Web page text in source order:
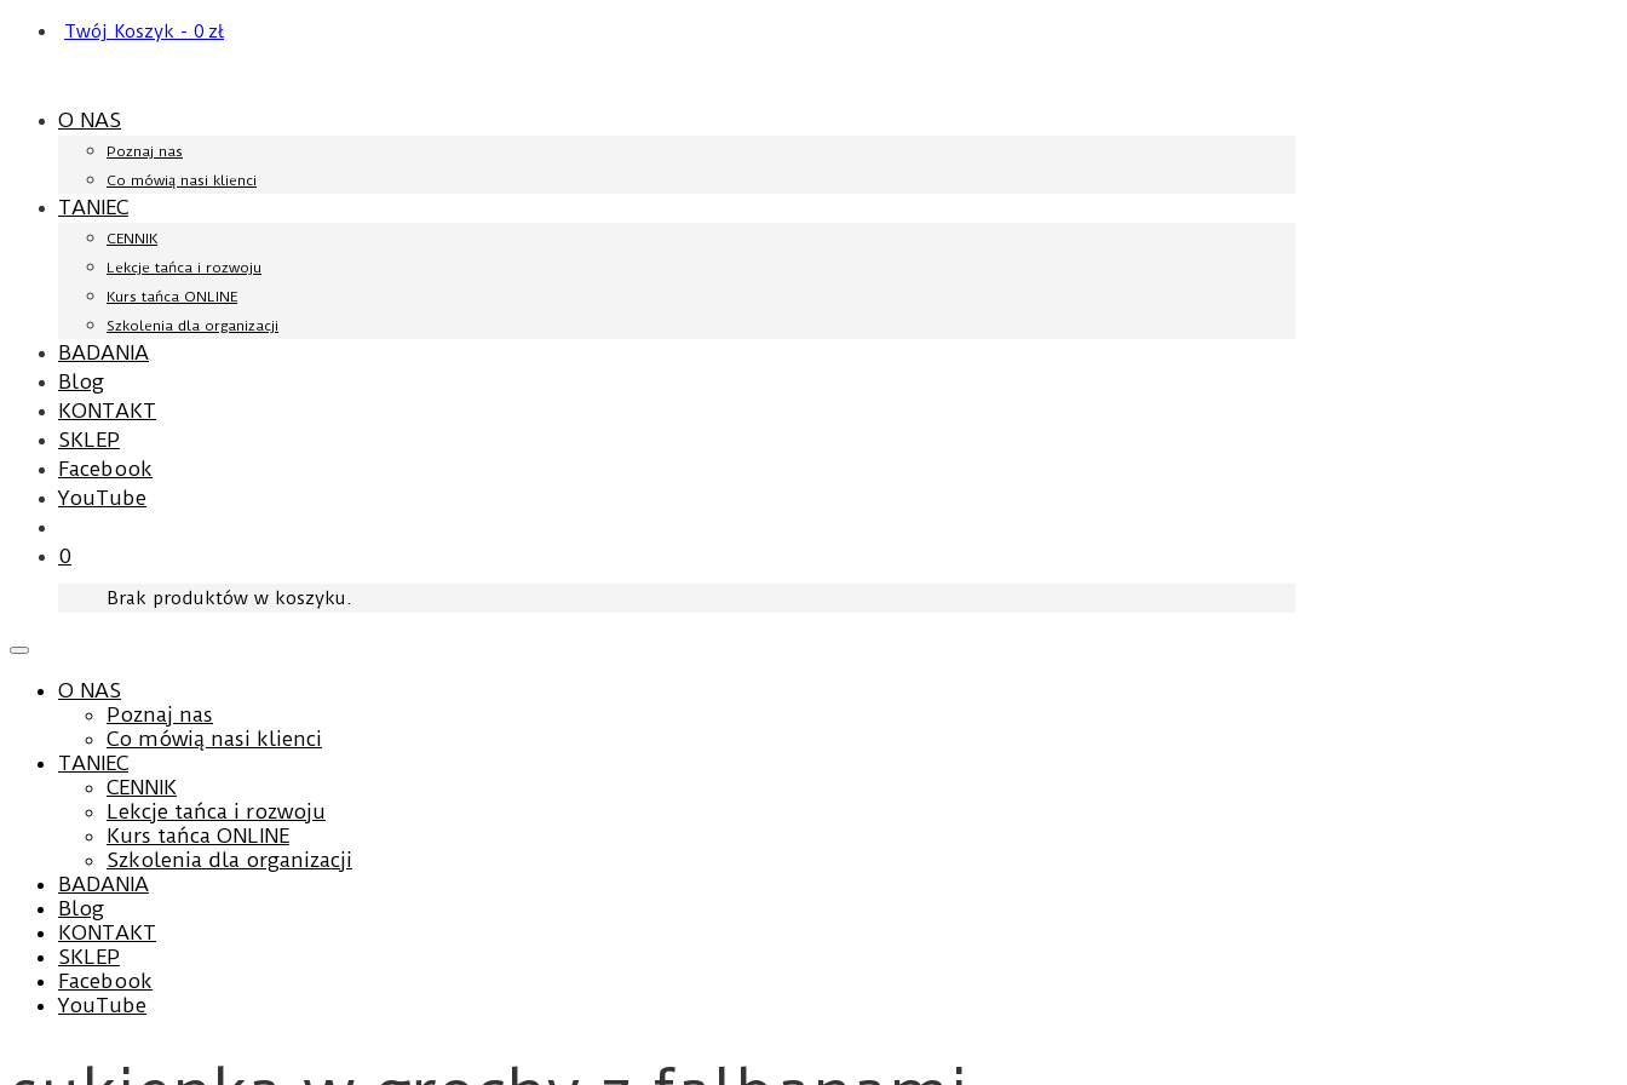
Twój Koszyk - 0 zł
O NAS
Poznaj nas
Co mówią nasi klienci
TANIEC
CENNIK
Lekcje tańca i rozwoju
Kurs tańca ONLINE
Szkolenia dla organizacji
BADANIA
Blog
KONTAKT
SKLEP
Facebook
YouTube
0
Brak produktów w koszyku.
O NAS
Poznaj nas
Co mówią nasi klienci
TANIEC
CENNIK
Lekcje tańca i rozwoju
Kurs tańca ONLINE
Szkolenia dla organizacji
BADANIA
Blog
KONTAKT
SKLEP
Facebook
YouTube